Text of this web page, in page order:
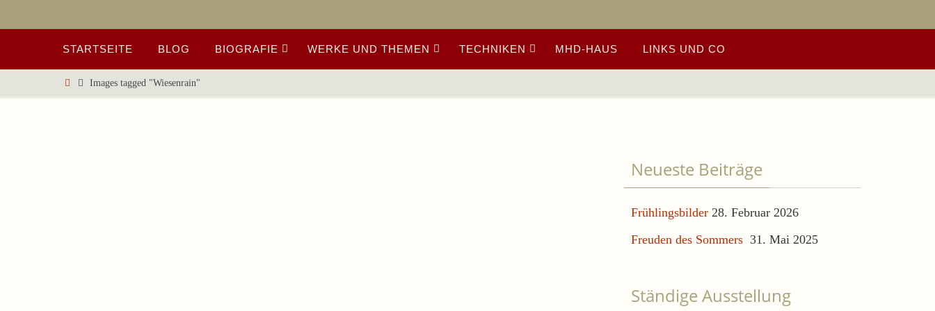
Inhalt
springen
STARTSEITE BLOG BIOGRAFIE WERKE UND THEMEN TECHNIKEN MHD-HAUS LINKS UND CO
StartImages tagged "Wiesenrain"
Neueste Beiträge
Frühlingsbilder 28. Februar 2026
Freuden des Sommers 31. Mai 2025
Ständige Ausstellung